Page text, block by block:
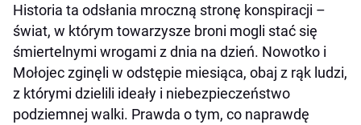
Historia ta odsłania mroczną stronę konspiracji –
świat, w którym towarzysze broni mogli stać się
śmiertelnymi wrogami z dnia na dzień. Nowotko i
Mołojec zginęli w odstępie miesiąca, obaj z rąk ludzi,
z którymi dzielili ideały i niebezpieczeństwo
podziemnej walki. Prawda o tym, co naprawdę